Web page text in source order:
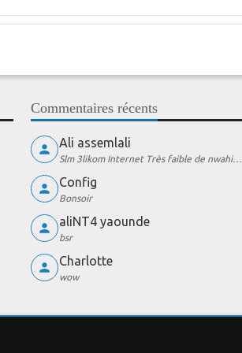
Commentaires récents
Ali assemlali
Slm 3likom Internet Très faible de nwahi…
Config
Bonsoir
aliNT4 yaounde
bsr
Charlotte
wow